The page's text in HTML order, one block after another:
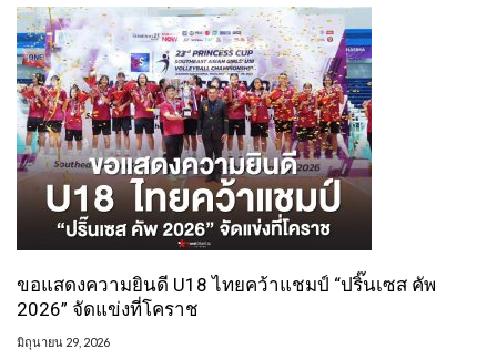
ขอแสดงความยินดี U18 ไทยคว้าแชมป์ “ปริ๊นเซส คัพ
2026” จัดแข่งที่โคราช
มิถุนายน 29, 2026